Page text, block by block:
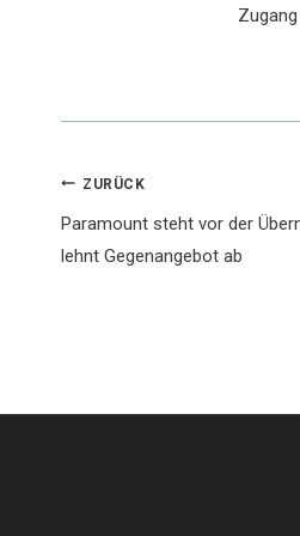
ZURÜCK
Paramount steht vor der
lehnt Gegenangebot ab